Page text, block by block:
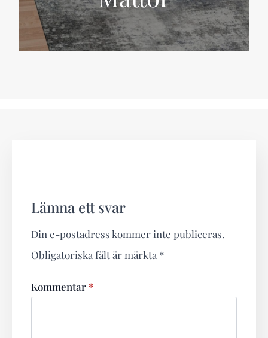
Lämna ett svar
Din e-postadress kommer inte publiceras.
Obligatoriska fält är märkta *
Kommentar *